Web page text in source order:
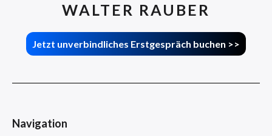
WALTER RAUBER
Jetzt unverbindliches Erstgespräch buchen >>
Navigation